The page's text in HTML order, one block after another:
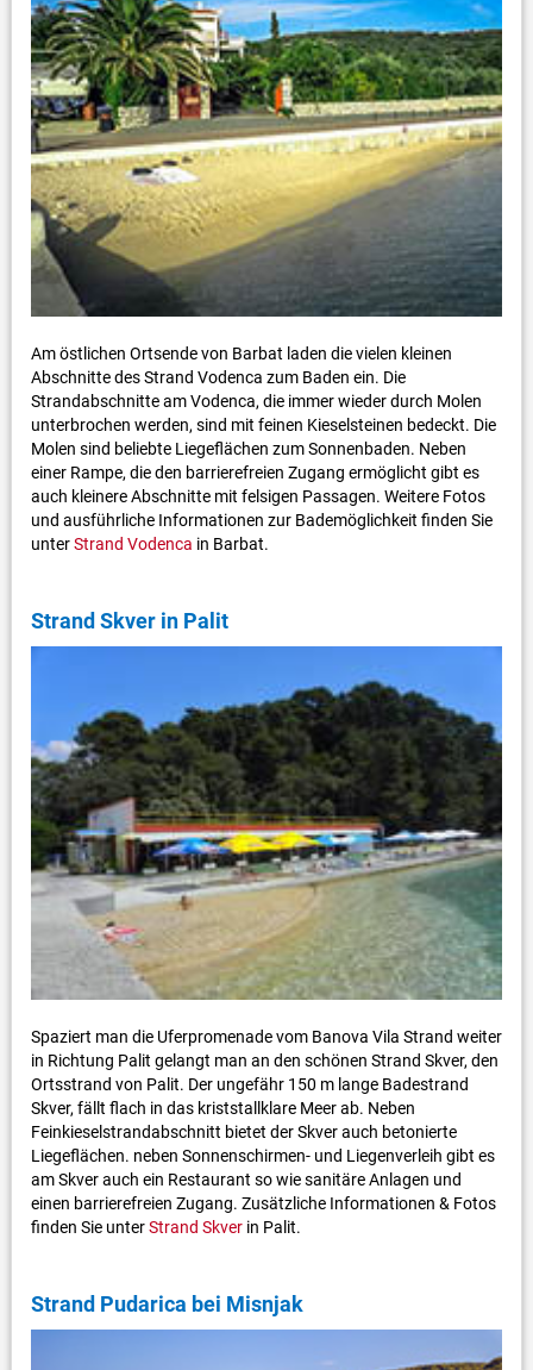
Am östlichen Ortsende von Barbat laden die vielen kleinen
Abschnitte des Strand Vodenca zum Baden ein. Die
Strandabschnitte am Vodenca, die immer wieder durch Molen
unterbrochen werden, sind mit feinen Kieselsteinen bedeckt. Die
Molen sind beliebte Liegeflächen zum Sonnenbaden. Neben
einer Rampe, die den barrierefreien Zugang ermöglicht gibt es
auch kleinere Abschnitte mit felsigen Passagen. Weitere Fotos
und ausführliche Informationen zur Bademöglichkeit finden Sie
unterStrand Vodenca in Barbat.
Strand Skver in Palit
Spaziert man die Uferpromenade vom Banova Vila Strand weiter
in Richtung Palit gelangt man an den schönen Strand Skver, den
Ortsstrand von Palit. Der ungefähr 150 m lange Badestrand
Skver, fällt flach in das kriststallklare Meer ab. Neben
Feinkieselstrandabschnitt bietet der Skver auch betonierte
Liegeflächen. neben Sonnenschirmen- und Liegenverleih gibt es
am Skver auch ein Restaurant so wie sanitäre Anlagen und
einen barrierefreien Zugang. Zusätzliche Informationen & Fotos
finden Sie unterStrand Skverin Palit.
Strand Pudarica bei Misnjak